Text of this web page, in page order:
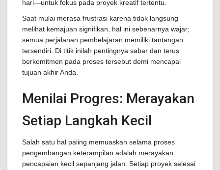
hari—untuk fokus pada proyek kreatif tertentu.
Saat mulai merasa frustrasi karena tidak langsung
melihat kemajuan signifikan, hal ini sebenarnya wajar;
semua perjalanan pembelajaran memiliki tantangan
tersendiri. Di titik inilah pentingnya sabar dan terus
berkomitmen pada proses tersebut demi mencapai
tujuan akhir Anda.
Menilai Progres: Merayakan
Setiap Langkah Kecil
Salah satu hal paling memuaskan selama proses
pengembangan keterampilan adalah merayakan
pencapaian kecil sepanjang jalan. Setiap proyek selesai